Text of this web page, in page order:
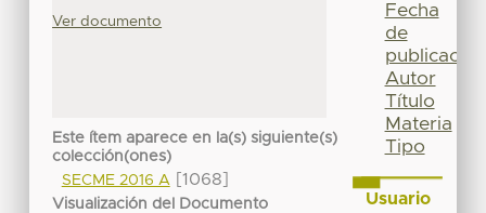
Ver documento
Este ítem aparece en la(s) siguiente(s)
colección(ones)
SECME 2016 A[1068]
Visualización del Documento
Fecha
de
publicación
Autor
Título
Materia
Tipo
Usuario